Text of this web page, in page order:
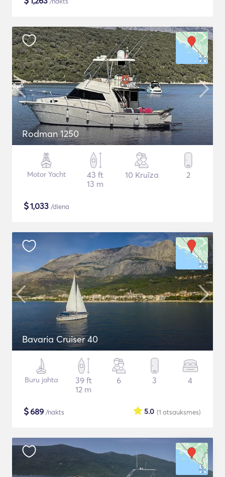
Rodman 1250
Motor Yacht
43 ft
13 m
10 Kruīza 2
$1,033 /diena
Bavaria Cruiser 40
Buru jahta
39 ft
12 m
6 3 4
$689 /nakts (1 atsauksmes)
5.0